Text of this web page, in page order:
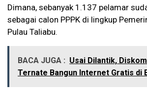
Dimana, sebanyak 1.137 pelamar
sebagai calon PPPK di lingkup
Pulau Taliabu.
BACA JUGA : Usai Dilantik,
Ternate Bangun Internet Gratis di